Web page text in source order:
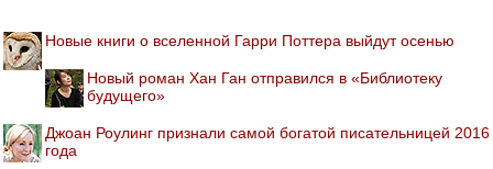
Новые книги о вселенной Гарри Поттера выйдут осенью
Новый роман Хан Ган отправился в «Библиотеку
будущего»
Джоан Роулинг признали самой богатой писательницей 2016
года